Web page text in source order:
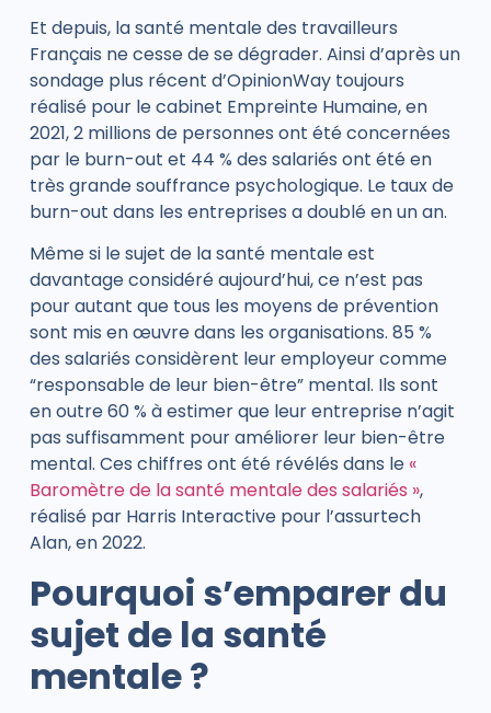
Et depuis, la santé mentale des travailleurs
Français ne cesse de se dégrader. Ainsi d’après un
sondage plus récent d’OpinionWay toujours
réalisé pour le cabinet Empreinte Humaine, en
2021, 2 millions de personnes ont été concernées
par le burn-out et 44 % des salariés ont été en
très grande souffrance psychologique. Le taux de
burn-out dans les entreprises a doublé en un an.
Même si le sujet de la santé mentale est
davantage considéré aujourd’hui, ce n’est pas
pour autant que tous les moyens de prévention
sont mis en œuvre dans les organisations. 85 %
des salariés considèrent leur employeur comme
“responsable de leur bien-être” mental. Ils sont
en outre 60 % à estimer que leur entreprise n’agit
pas suffisamment pour améliorer leur bien-être
mental. Ces chiffres ont été révélés dans le «
Baromètre de la santé mentale des salariés »,
réalisé par Harris Interactive pour l’assurtech
Alan, en 2022.
Pourquoi s’emparer du
sujet de la santé
mentale ?